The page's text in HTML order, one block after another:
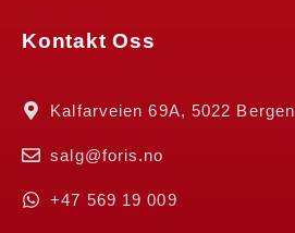
Kontakt Oss
Kalfarveien 69A, 5022 Bergen
salg@foris.no
+47 569 19 009